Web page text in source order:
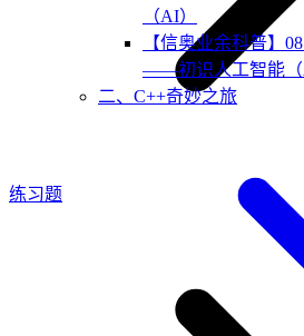
（AI）
【信奥业余科普】
——初识人工智能（
二、C++奇妙之旅
练习题